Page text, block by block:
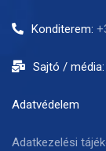
Konditerem:
Sajtó / média:
Adatvédelem
Adatkezelési